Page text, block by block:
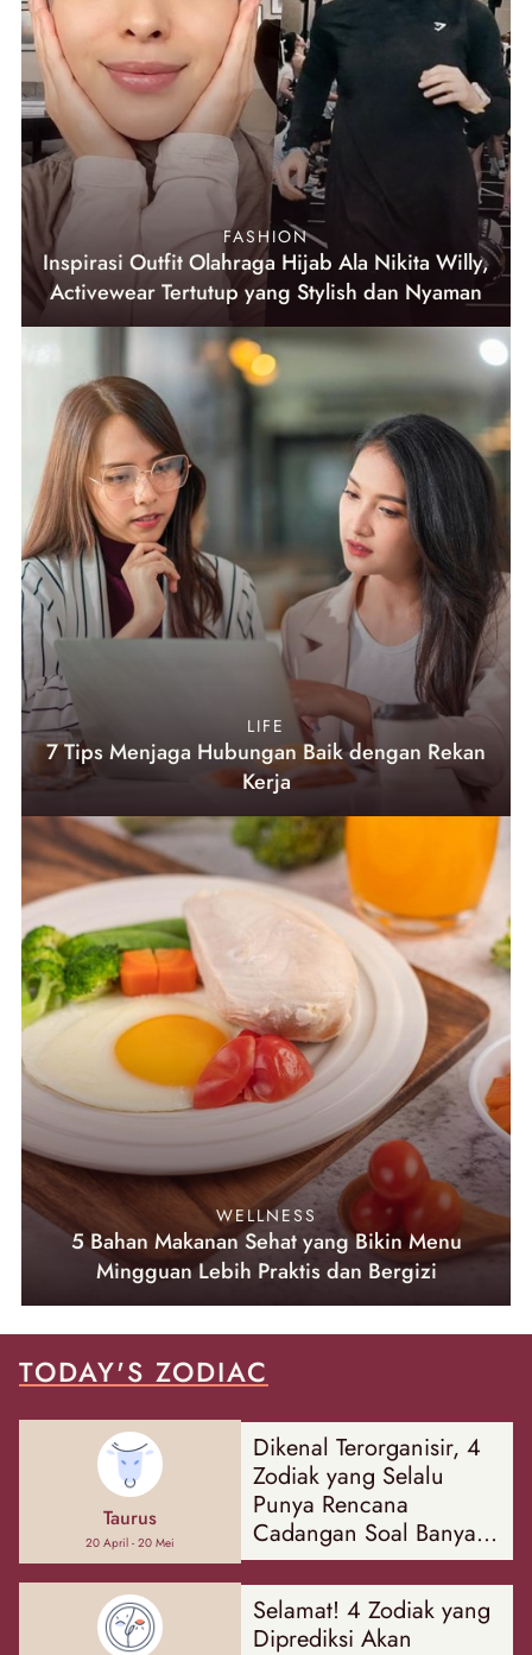
FASHION
Inspirasi Outfit Olahraga Hijab Ala Nikita Willy,
Activewear Tertutup yang Stylish dan Nyaman
LIFE
7 Tips Menjaga Hubungan Baik dengan Rekan
Kerja
WELLNESS
5 Bahan Makanan Sehat yang Bikin Menu
Mingguan Lebih Praktis dan Bergizi
TODAY'S ZODIAC
Taurus
20 April - 20 Mei
Dikenal Terorganisir, 4
Zodiak yang Selalu
Punya Rencana
Cadangan Soal Banyak
Hal
Selamat! 4 Zodiak yang
Diprediksi Akan